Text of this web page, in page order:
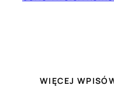
WIĘCEJ